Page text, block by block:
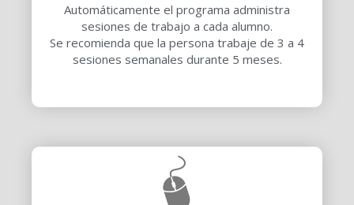
Automáticamente el programa administra
sesiones de trabajo a cada alumno.
Se recomienda que la persona trabaje de 3 a 4
sesiones semanales durante 5 meses.